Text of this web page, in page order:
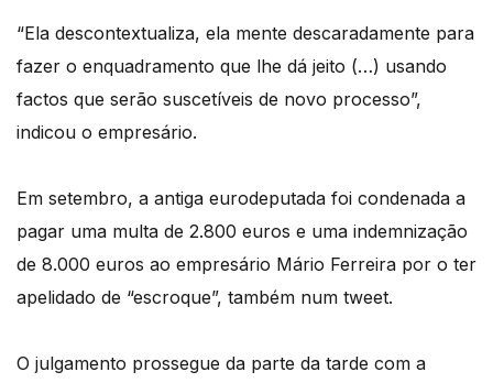
“Ela descontextualiza, ela mente descaradamente para
fazer o enquadramento que lhe dá jeito (…) usando
factos que serão suscetíveis de novo processo”,
indicou o empresário.
Em setembro, a antiga eurodeputada foi condenada a
pagar uma multa de 2.800 euros e uma indemnização
de 8.000 euros ao empresário Mário Ferreira por o ter
apelidado de “escroque”, também num tweet.
O julgamento prossegue da parte da tarde com a